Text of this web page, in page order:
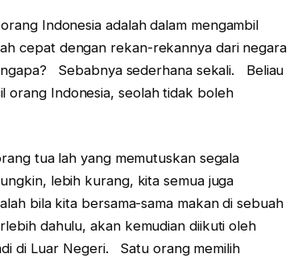
Indonesia adalah dalam mengambil
cepat dengan rekan-rekannya dari negara
Sebabnya sederhana sekali. Beliau
orang Indonesia, seolah tidak boleh
tua lah yang memutuskan segala
lebih kurang, kita semua juga
bila kita bersama-sama makan di sebuah
dahulu, akan kemudian diikuti oleh
di Luar Negeri. Satu orang memilih